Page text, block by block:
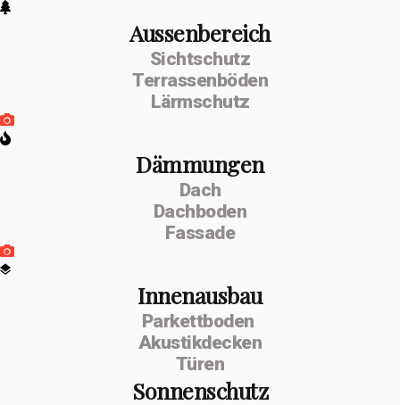
Aussenbereich
Sichtschutz
Terrassenböden
Lärmschutz
Dämmungen
Dach
Dachboden
Fassade
Innenausbau
Parkettboden
Akustikdecken
Türen
Sonnenschutz